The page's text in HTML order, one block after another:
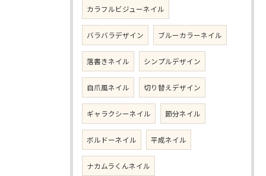
カラフルビジューネイル
バラバラデザイン ブルーカラーネイル
落書きネイル シンプルデザイン
自爪風ネイル 切り替えデザイン
ギャラクシーネイル 節分ネイル
ボルドーネイル 平成ネイル
ナカムラくんネイル